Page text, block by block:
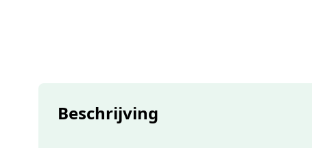
Beschrijving